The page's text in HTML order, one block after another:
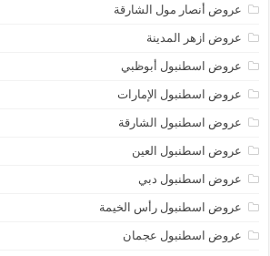
عروض أنصار مول الشارقة
عروض ازهر المدينة
عروض اسطنبول أبوظبي
عروض اسطنبول الإمارات
عروض اسطنبول الشارقة
عروض اسطنبول العين
عروض اسطنبول دبي
عروض اسطنبول رأس الخيمة
عروض اسطنبول عجمان